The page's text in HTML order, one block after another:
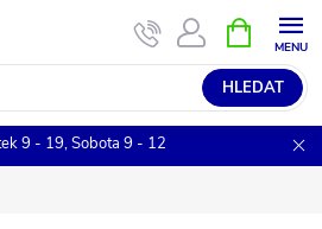
HLEDAT
NÁKUPNÍ
KOŠÍK
9 - 19, Sobota 9 - 12